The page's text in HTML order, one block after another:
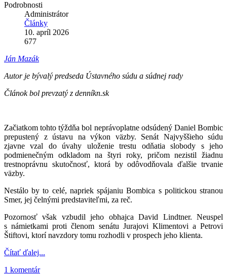
Podrobnosti
Administrátor
Články
10. apríl 2026
677
Ján Mazák
Autor je bývalý predseda Ústavného súdu a súdnej rady
Článok bol prevzatý z denníkn.sk
Začiatkom tohto týždňa bol neprávoplatne odsúdený Daniel Bombic
prepustený z ústavu na výkon väzby. Senát Najvyššieho súdu
zjavne vzal do úvahy uloženie trestu odňatia slobody s jeho
podmienečným odkladom na štyri roky, pričom nezistil žiadnu
trestnoprávnu skutočnosť, ktorá by odôvodňovala ďalšie trvanie
väzby.
Nestálo by to celé, napriek spájaniu Bombica s politickou stranou
Smer, jej čelnými predstaviteľmi, za reč.
Pozornosť však vzbudil jeho obhajca David Lindtner. Neuspel
s námietkami proti členom senátu Jurajovi Klimentovi a Petrovi
Štiftovi, ktorí navzdory tomu rozhodli v prospech jeho klienta.
Čítať ďalej...
1 komentár